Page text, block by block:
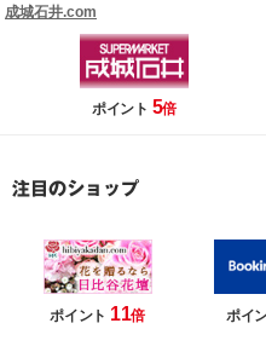
成城石井.com
ポイント 5倍
ポイント 11倍 ポイ